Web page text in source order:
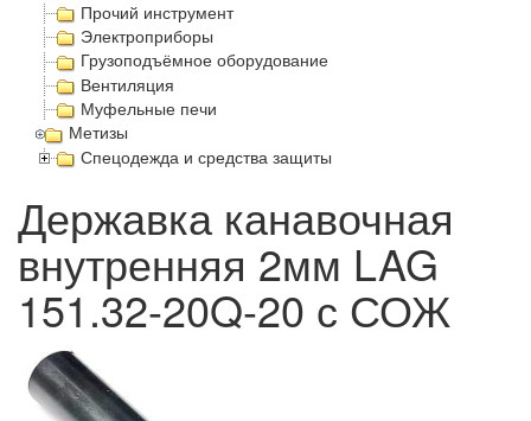
Прочий инструмент
Электроприборы
Грузоподъёмное оборудование
Вентиляция
Муфельные печи
Метизы
Спецодежда и средства защиты
Державка канавочная
внутренняя 2мм LAG
151.32-20Q-20 с СОЖ